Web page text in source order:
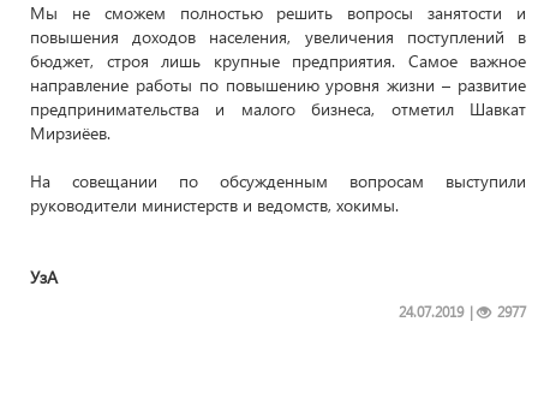
Мы не сможем полностью решить вопросы занятости и
повышения доходов населения, увеличения поступлений в
бюджет, строя лишь крупные предприятия. Самое важное
направление работы по повышению уровня жизни – развитие
предпринимательства и малого бизнеса, отметил Шавкат
Мирзиёев.
На совещании по обсужденным вопросам выступили
руководители министерств и ведомств, хокимы.
УзА
| 2977
24.07.2019